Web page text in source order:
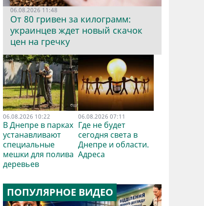
06.08.2026 11:48
От 80 гривен за килограмм:
украинцев ждет новый скачок
цен на гречку
06.08.2026 10:22
В Днепре в парках
устанавливают
специальные
мешки для полива
деревьев
06.08.2026 07:11
Где не будет
сегодня света в
Днепре и области.
Адреса
ПОПУЛЯРНОЕ ВИДЕО